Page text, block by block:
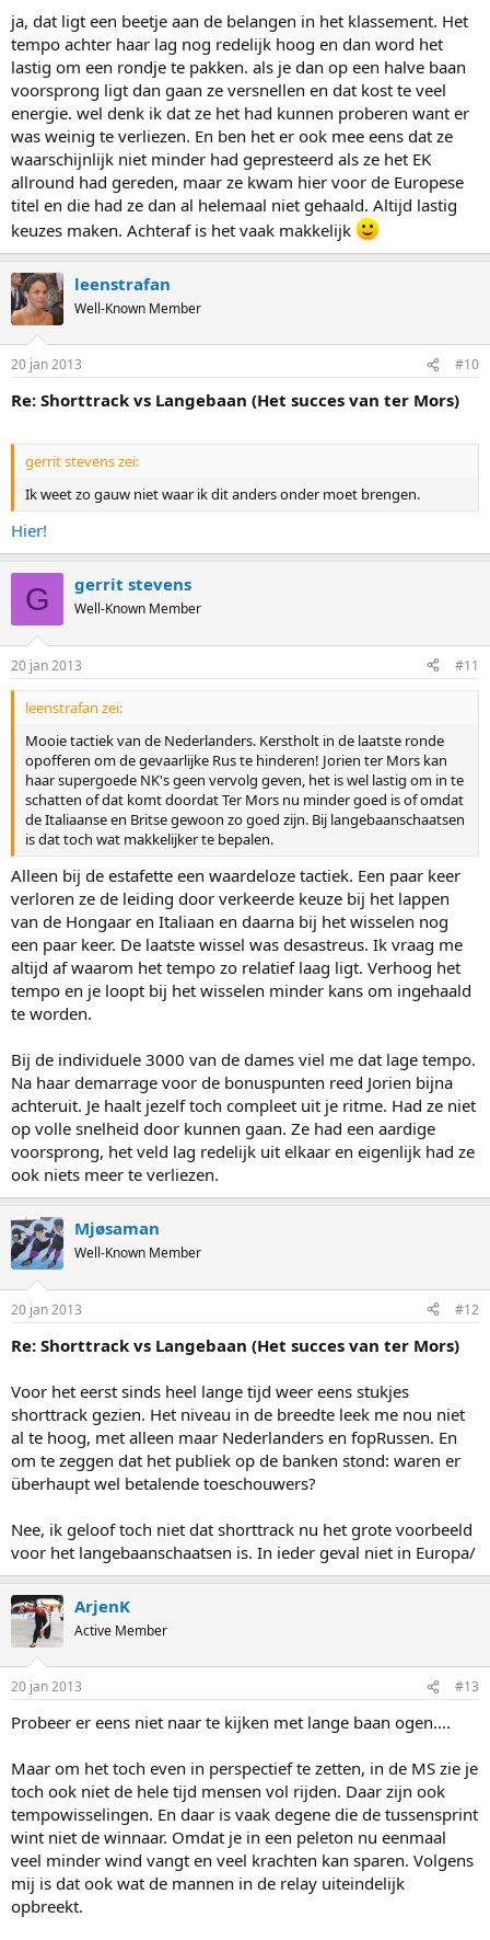
ja, dat ligt een beetje aan de belangen in het klassement. Het
tempo achter haar lag nog redelijk hoog en dan word het
lastig om een rondje te pakken. als je dan op een halve baan
voorsprong ligt dan gaan ze versnellen en dat kost te veel
energie. wel denk ik dat ze het had kunnen proberen want er
was weinig te verliezen. En ben het er ook mee eens dat ze
waarschijnlijk niet minder had gepresteerd als ze het EK
allround had gereden, maar ze kwam hier voor de Europese
titel en die had ze dan al helemaal niet gehaald. Altijd lastig
keuzes maken. Achteraf is het vaak makkelijk
leenstrafan
Well-Known Member
20 jan 2013 #10
Re: Shorttrack vs Langebaan (Het succes van ter Mors)
gerrit stevens zei:
Ik weet zo gauw niet waar ik dit anders onder moet brengen.
Hier!
G gerrit stevens
Well-Known Member
20 jan 2013 #11
leenstrafan zei:
Mooie tactiek van de Nederlanders. Kerstholt in de laatste ronde
opofferen om de gevaarlijke Rus te hinderen! Jorien ter Mors kan
haar supergoede NK's geen vervolg geven, het is wel lastig om in te
schatten of dat komt doordat Ter Mors nu minder goed is of omdat
de Italiaanse en Britse gewoon zo goed zijn. Bij langebaanschaatsen
is dat toch wat makkelijker te bepalen.
Alleen bij de estafette een waardeloze tactiek. Een paar keer
verloren ze de leiding door verkeerde keuze bij het lappen
van de Hongaar en Italiaan en daarna bij het wisselen nog
een paar keer. De laatste wissel was desastreus. Ik vraag me
altijd af waarom het tempo zo relatief laag ligt. Verhoog het
tempo en je loopt bij het wisselen minder kans om ingehaald
te worden.
Bij de individuele 3000 van de dames viel me dat lage tempo.
Na haar demarrage voor de bonuspunten reed Jorien bijna
achteruit. Je haalt jezelf toch compleet uit je ritme. Had ze niet
op volle snelheid door kunnen gaan. Ze had een aardige
voorsprong, het veld lag redelijk uit elkaar en eigenlijk had ze
ook niets meer te verliezen.
Mjøsaman
Well-Known Member
20 jan 2013 #12
Re: Shorttrack vs Langebaan (Het succes van ter Mors)
Voor het eerst sinds heel lange tijd weer eens stukjes
shorttrack gezien. Het niveau in de breedte leek me nou niet
al te hoog, met alleen maar Nederlanders en fopRussen. En
om te zeggen dat het publiek op de banken stond: waren er
überhaupt wel betalende toeschouwers?
Nee, ik geloof toch niet dat shorttrack nu het grote voorbeeld
voor het langebaanschaatsen is. In ieder geval niet in Europa/
ArjenK
Active Member
20 jan 2013 #13
Probeer er eens niet naar te kijken met lange baan ogen....
Maar om het toch even in perspectief te zetten, in de MS zie je
toch ook niet de hele tijd mensen vol rijden. Daar zijn ook
tempowisselingen. En daar is vaak degene die de tussensprint
wint niet de winnaar. Omdat je in een peleton nu eenmaal
veel minder wind vangt en veel krachten kan sparen. Volgens
mij is dat ook wat de mannen in de relay uiteindelijk
opbreekt.